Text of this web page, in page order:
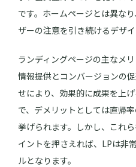
です。ホームページとは異な
ザーの注意を引き続けるデザ
ランディングページの主なメ
情報提供とコンバージョンの
せにより、効果的に成果を上
で、デメリットとしては直帰
挙げられます。しかし、これ
イントを押さえれば、LPは非
ルとなります。